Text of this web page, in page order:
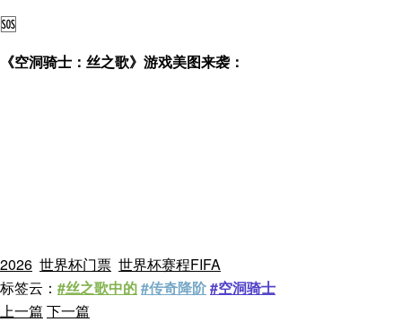
🆘
《空洞骑士：丝之歌》游戏美图来袭：
2026 世界杯门票 世界杯赛程FIFA
标签云： #丝之歌中的#传奇降阶#空洞骑士
上一篇 下一篇